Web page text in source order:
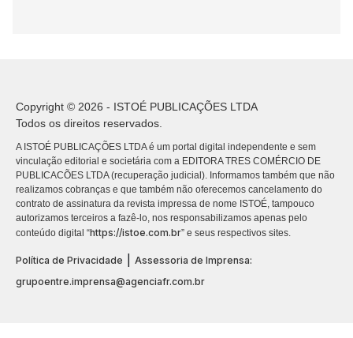
Copyright © 2026 - ISTOÉ PUBLICAÇÕES LTDA
Todos os direitos reservados.
A ISTOÉ PUBLICAÇÕES LTDA é um portal digital independente e sem
vinculação editorial e societária com a EDITORA TRES COMÉRCIO DE
PUBLICACÕES LTDA (recuperação judicial). Informamos também que não
realizamos cobranças e que também não oferecemos cancelamento do
contrato de assinatura da revista impressa de nome ISTOÉ, tampouco
autorizamos terceiros a fazê-lo, nos responsabilizamos apenas pelo
conteúdo digital “https://istoe.com.br” e seus respectivos sites.
Política de Privacidade
Assessoria de Imprensa:
grupoentre.imprensa@agenciafr.com.br